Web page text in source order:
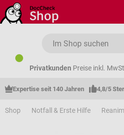
Zum Hauptinhalt springen
Privatkunden Preise inkl.
Expertise seit 140 Jahren 4,8/5
Shop Notfall & Erste Hilfe